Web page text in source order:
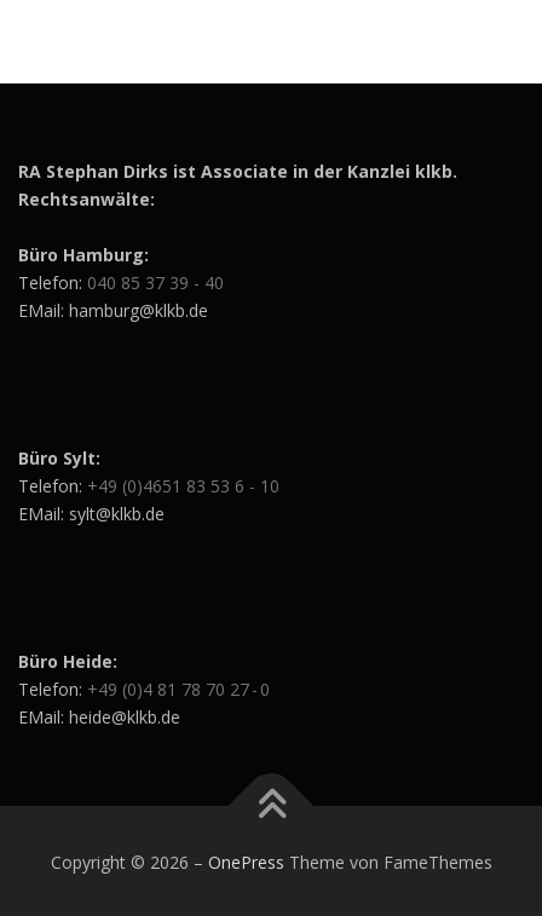
RA Stephan Dirks ist Associate in der Kanzlei klkb.
Rechtsanwälte:
Büro Hamburg:
Telefon: 040 85 37 39 - 40
EMail: hamburg@klkb.de
Büro Sylt:
Telefon: +49 (0)4651 83 53 6 - 10
EMail: sylt@klkb.de
Büro Heide:
Telefon: +49 (0)4 81 78 70 27 - 0
EMail: heide@klkb.de
Copyright © 2026 – OnePress Theme von FameThemes